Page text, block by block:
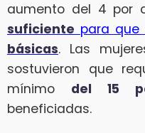
aumento del 4 por
suficiente para que
básicas. Las
sostuvieron que
mínimo del 15
beneficiadas.